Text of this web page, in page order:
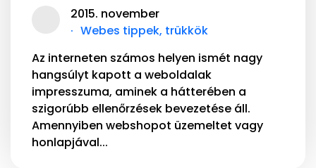
2015. november
Webes tippek, trükkök
Az interneten számos helyen ismét nagy
hangsúlyt kapott a weboldalak
impresszuma, aminek a hátterében a
szigorúbb ellenőrzések bevezetése áll.
Amennyiben webshopot üzemeltet vagy
honlapjával...